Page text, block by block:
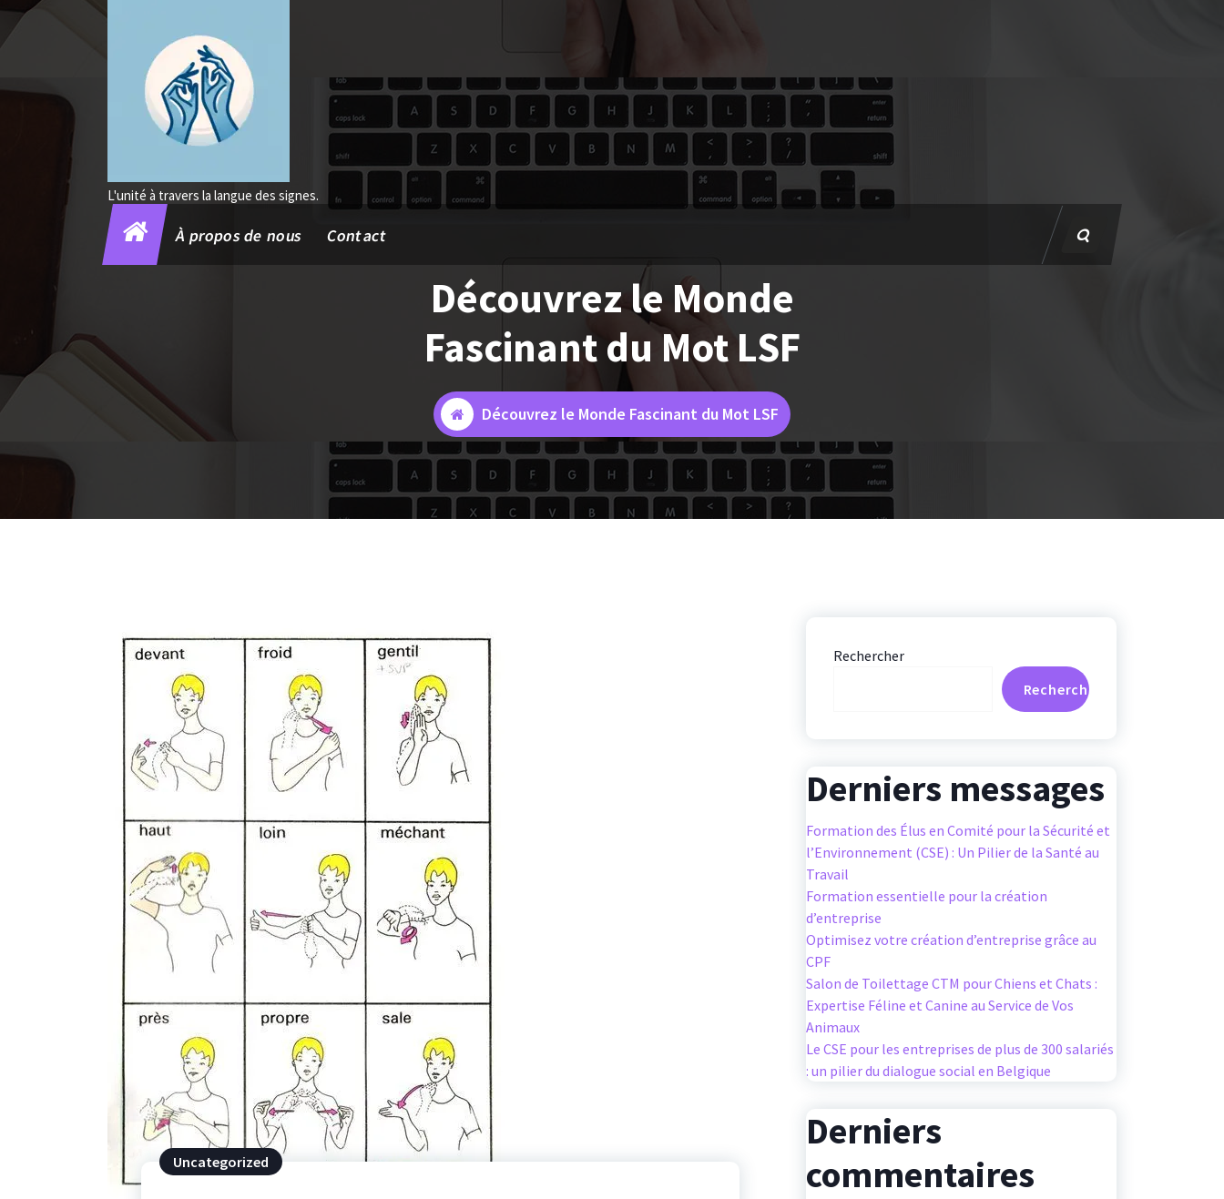
Aller
au
L'unité à travers la langue des signes.
À propos de nous Contact
Découvrez le Monde
Fascinant du Mot LSF
Découvrez le Monde Fascinant du Mot LSF
Uncategorized
Rechercher
Rechercher
Derniers messages
Formation des Élus en Comité pour la Sécurité et
l’Environnement (CSE) : Un Pilier de la Santé au
Travail
Formation essentielle pour la création
d’entreprise
Optimisez votre création d’entreprise grâce au
CPF
Salon de Toilettage CTM pour Chiens et Chats :
Expertise Féline et Canine au Service de Vos
Animaux
Le CSE pour les entreprises de plus de 300 salariés
: un pilier du dialogue social en Belgique
Derniers
commentaires